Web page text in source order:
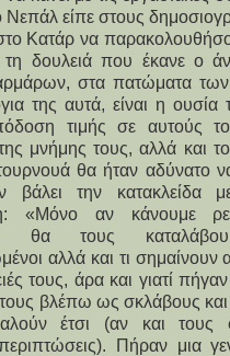
Νεπάλ είπε στους
Κατάρ να
τη δουλειά που έκανε ο
στα πατώματα των
της αυτά, είναι η ουσία
τιμής σε αυτούς
μνήμης τους, αλλά και
θα ήταν αδύνατο να
βάλει την κατακλείδα
«Μόνο αν κάνουμε
θα τους
αλλά και τι σημαίνουν
τους, άρα και γιατί
βλέπω ως σκλάβους και
έτσι (αν και τους
Πήραν μια